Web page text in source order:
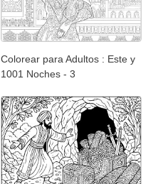
Colorear para Adultos : Este y
1001 Noches - 3